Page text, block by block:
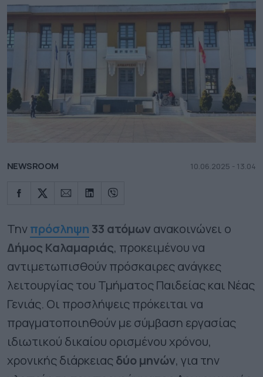
NEWSROOM 10.06.2025 - 13.04
Τηνπρόσληψη 33 ατόμωνανακοινώνει ο
Δήμος Καλαμαριάς, προκειμένου να
αντιμετωπισθούν πρόσκαιρες ανάγκες
λειτουργίας του Τμήματος Παιδείας και Νέας
Γενιάς. Οι προσλήψεις πρόκειται να
πραγματοποιηθούν με σύμβαση εργασίας
ιδιωτικού δικαίου ορισμένου χρόνου,
χρονικής διάρκειαςδύο μηνών, για την